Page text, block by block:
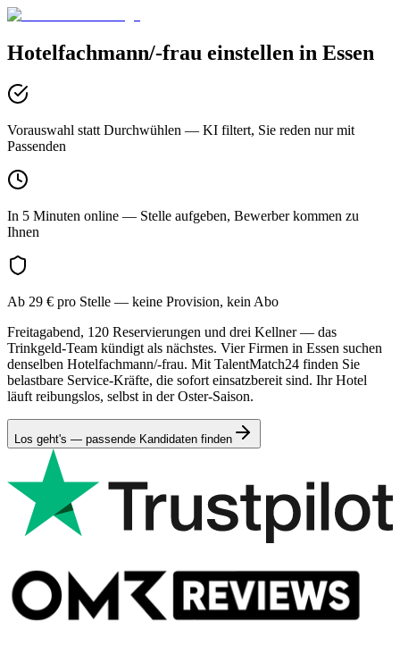
Hotelfachmann/-frau einstellen in Essen
Vorauswahl statt Durchwühlen — KI filtert, Sie reden nur mit
Passenden
In 5 Minuten online — Stelle aufgeben, Bewerber kommen zu
Ihnen
Ab 29 € pro Stelle — keine Provision, kein Abo
Freitagabend, 120 Reservierungen und drei Kellner — das
Trinkgeld-Team kündigt als nächstes. Vier Firmen in Essen suchen
denselben Hotelfachmann/-frau. Mit TalentMatch24 finden Sie
belastbare Service-Kräfte, die sofort einsatzbereit sind. Ihr Hotel
läuft reibungslos, selbst in der Oster-Saison.
Los geht's — passende Kandidaten finden